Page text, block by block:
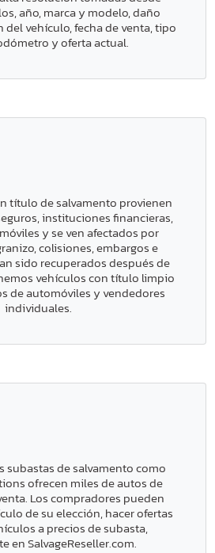
año, marca y modelo, daño
vehículo, fecha de venta, tipo
y oferta actual.
título de salvamento provienen
instituciones financieras,
y se ven afectados por
colisiones, embargos e
sido recuperados después de
vehículos con título limpio
de automóviles y vendedores
individuales.
subastas de salvamento como
ofrecen miles de autos de
Los compradores pueden
de su elección, hacer ofertas
a precios de subasta,
en SalvageReseller.com.